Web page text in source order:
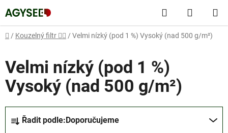
na
obsah
Hledat
KOŠÍK
Domů
/ Kouzelný filtr 🧙‍♂️ / Velmi nízký (pod 1 %) Vysoký (nad 500 g/m²)
Velmi nízký (pod 1 %)
Vysoký (nad 500 g/m²)
Řadit podle: Doporučujeme